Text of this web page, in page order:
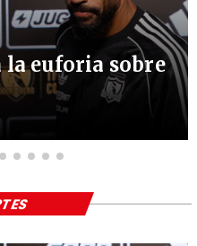
la euforia sobre